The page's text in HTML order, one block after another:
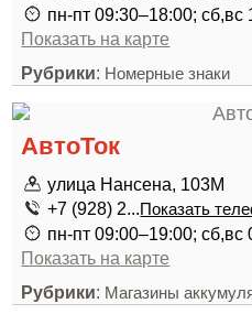
пн-пт 09:30–18:00; сб,вс
Показать на карте
Рубрики: Номерные знаки
АвтоТок
улица Нансена, 103М
+7 (928) 2...Показать
пн-пт 09:00–19:00; сб,вс
Показать на карте
Рубрики: Магазины